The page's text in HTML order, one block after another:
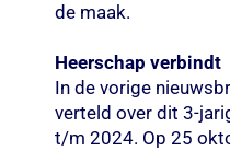
de maak.
Heerschap verbindt
In de vorige
verteld over dit 3-
t/m 2024. Op 25